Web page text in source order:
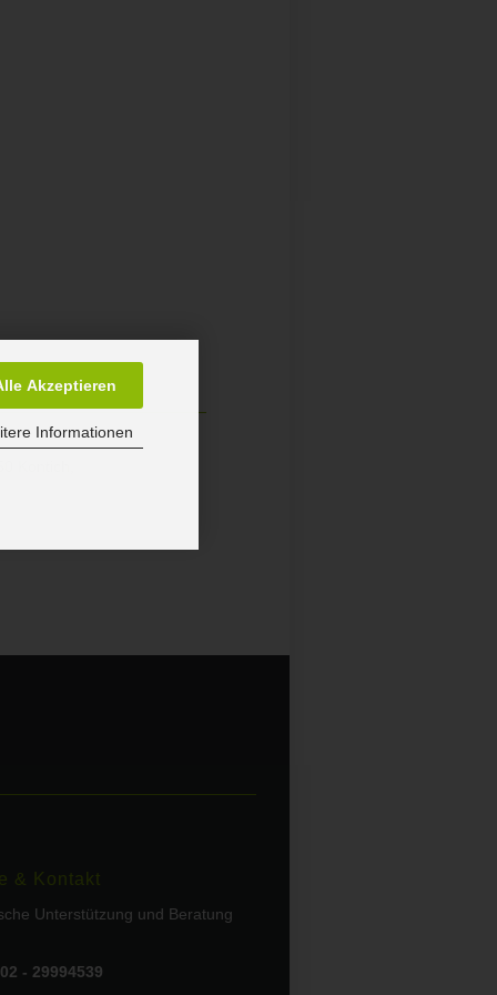
Akzeptieren
Informationen
Kontich,
& Kontakt
Unterstützung und Beratung
- 29994539